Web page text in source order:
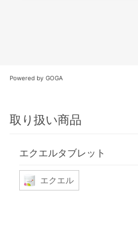
Powered by GOGA
取り扱い商品
エクエルタブレット
エクエル